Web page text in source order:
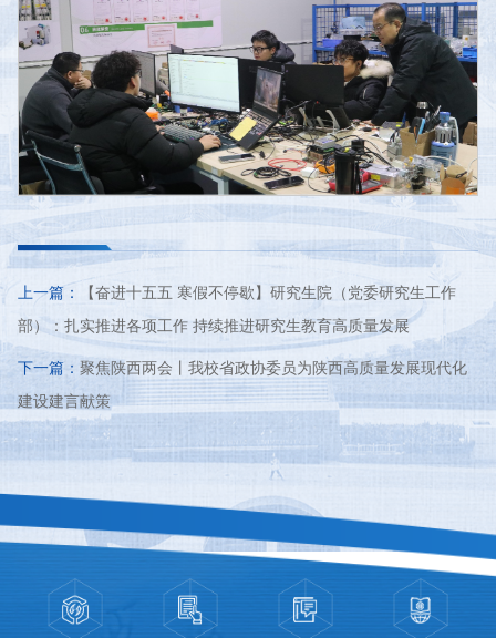
上一篇：
【奋进十五五 寒假不停歇】研究生院（党委研究生工作
部）：扎实推进各项工作 持续推进研究生教育高质量发展
下一篇： 聚焦陕西两会丨我校省政协委员为陕西高质量发展现代化
建设建言献策